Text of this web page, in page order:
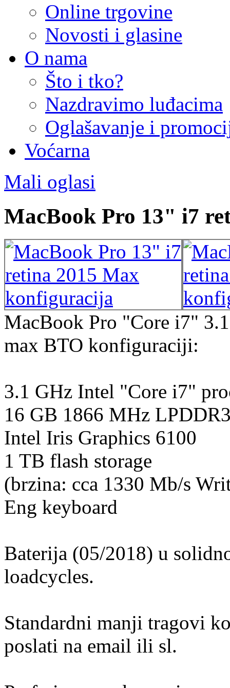
Online trgovine
Novosti i glasine
O nama
Što i tko?
Nazdravimo luđacima
Oglašavanje i
Voćarna
Mali oglasi
MacBook Pro 13" i7
MacBook Pro "Core i7"
max BTO konfiguraciji:
3.1 GHz Intel "Core i7"
16 GB 1866 MHz
Intel Iris Graphics 6100
1 TB flash storage
(brzina: cca 1330 Mb/s
Eng keyboard
Baterija (05/2018) u
loadcycles.
Standardni manji tragovi
poslati na email ili sl.